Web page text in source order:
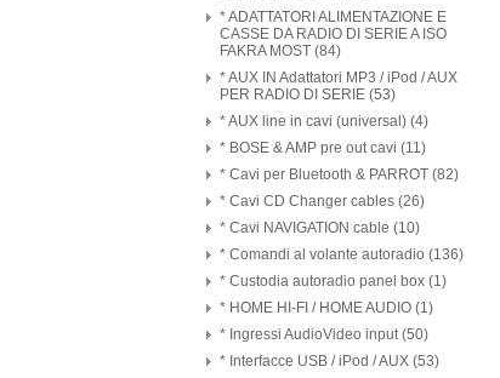
* ADATTATORI ALIMENTAZIONE E
CASSE DA RADIO DI SERIE A ISO
FAKRA MOST (84)
* AUX IN Adattatori MP3 / iPod / AUX
PER RADIO DI SERIE (53)
* AUX line in cavi (universal) (4)
* BOSE & AMP pre out cavi (11)
* Cavi per Bluetooth & PARROT (82)
* Cavi CD Changer cables (26)
* Cavi NAVIGATION cable (10)
* Comandi al volante autoradio (136)
* Custodia autoradio panel box (1)
* HOME HI-FI / HOME AUDIO (1)
* Ingressi AudioVideo input (50)
* Interfacce USB / iPod / AUX (53)